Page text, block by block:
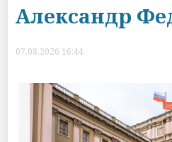
Александр
07.08.2026 16:44